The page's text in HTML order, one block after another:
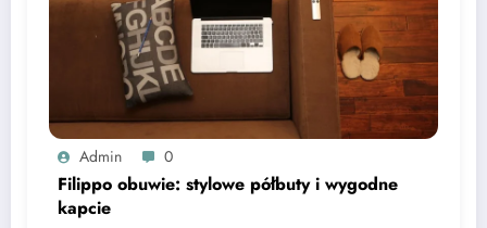
Admin 0
Filippo obuwie: stylowe półbuty i wygodne
kapcie